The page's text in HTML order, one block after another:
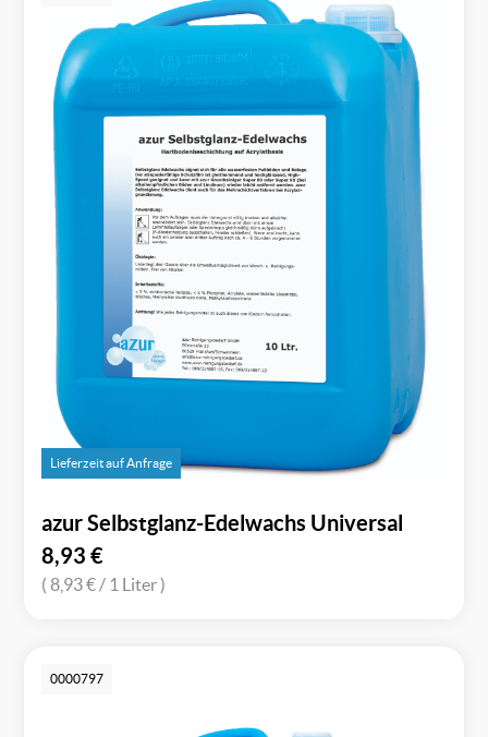
Lieferzeit auf Anfrage
azur Selbstglanz-Edelwachs Universal
8,93 €
( 8,93 €/ 1 Liter )
0000797